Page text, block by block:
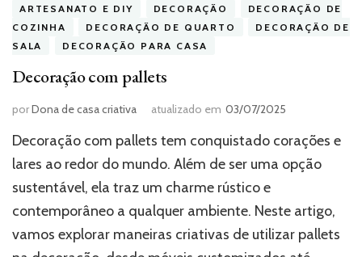
ARTESANATO E DIY DECORAÇÃO
DECORAÇÃO DE
COZINHA
DECORAÇÃO DE QUARTO
DECORAÇÃO DE
SALA
DECORAÇÃO PARA CASA
Decoração com pallets
porDona de casa criativa atualizado em 03/07/2025
Decoração com pallets tem conquistado corações e
lares ao redor do mundo. Além de ser uma opção
sustentável, ela traz um charme rústico e
contemporâneo a qualquer ambiente. Neste artigo,
vamos explorar maneiras criativas de utilizar pallets